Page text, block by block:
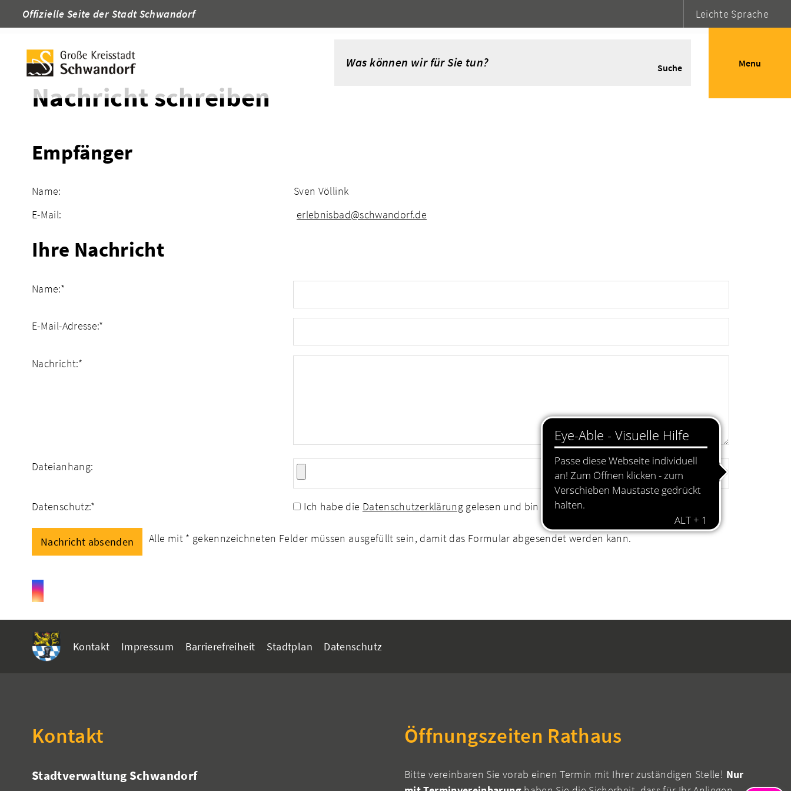
Offizielle Seite der Stadt Schwandorf Leichte Sprache
Suche Menu
Startseite Adressen
Nachricht schreiben
Empfänger
Name:
Sven Völlink
E-Mail:
erlebnisbad@schwandorf.de
Ihre Nachricht
Name:*
E-Mail-Adresse:*
Nachricht:*
Dateianhang:
Datenschutz:* Ich habe die Datenschutzerklärung gelesen und bin damit einverstanden.
Alle mit * gekennzeichneten Felder müssen ausgefüllt sein, damit das Formular abgesendet werden kann.
Kontakt Impressum Barrierefreiheit Stadtplan Datenschutz
Kontakt
Stadtverwaltung Schwandorf
Öffnungszeiten Rathaus
Bitte vereinbaren Sie vorab einen Termin mit Ihrer zuständigen Stelle! Nur